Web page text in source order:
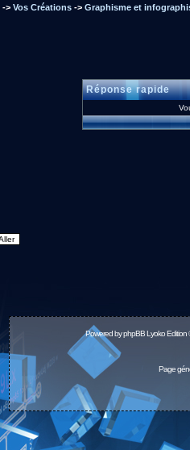
-> Vos Créations-> Graphisme et
Réponse rapide
Powered byphpBBLyoko Edition
Page